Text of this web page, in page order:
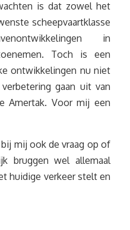
is dat zowel het
scheepvaartklasse
in
Toch is een
ontwikkelingen nu niet
gaan uit van
Amertak. Voor mij een
mij ook de vraag op of
bruggen wel allemaal
huidige verkeer stelt en